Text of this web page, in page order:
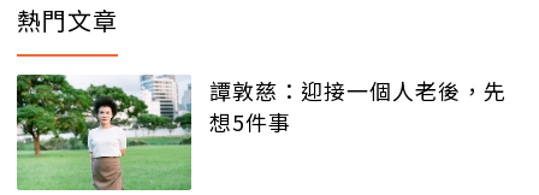
熱門文章
譚敦慈：迎接一個人老後，先
想5件事